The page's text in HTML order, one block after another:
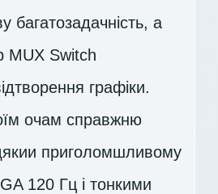
багатозадачність, а
MUX Switch
графіки.
очам справжню
приголомшливому
120 Гц і тонкими